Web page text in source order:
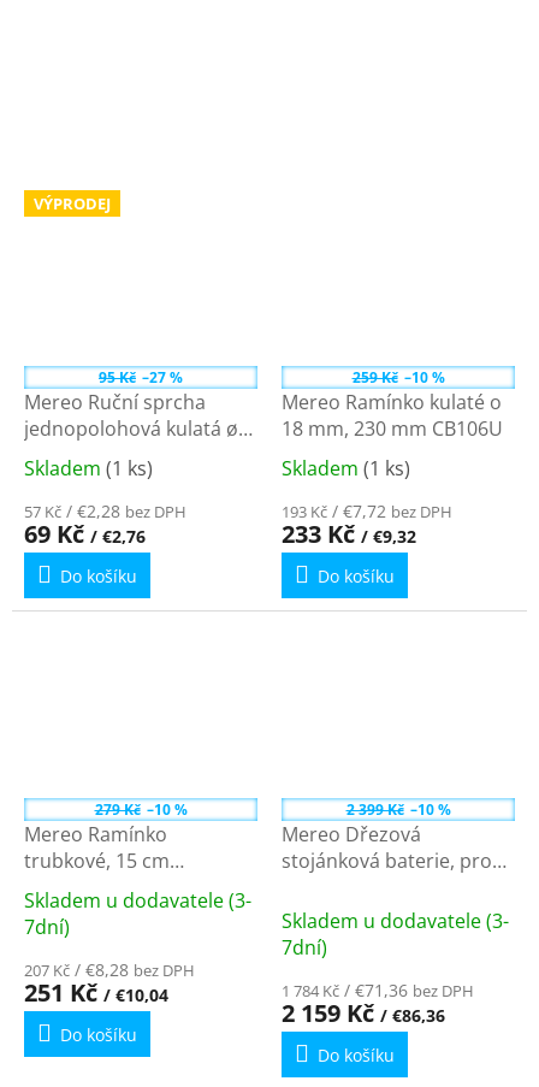
VÝPRODEJ
95 Kč –27 %
Mereo Ruční sprcha
jednopolohová kulatá ø
6,5 cm CB465B
Průměrné
hodnocení
produktu
je
5,0
z
Skladem (1 ks)
57 Kč / €2,28 bez DPH
69 Kč / €2,76
Do košíku
259 Kč –10 %
Mereo Ramínko kulaté o
18 mm, 230 mm CB106U
Průměrné
hodnocení
produktu
je
5,0
z
Skladem (1 ks)
193 Kč / €7,72 bez DPH
233 Kč / €9,32
Do košíku
279 Kč –10 %
Mereo Ramínko
trubkové, 15 cm
CB106HD
Průměrné
hodnocení
produktu
je
4,0
z
Skladem u dodavatele (3-
7dní)
207 Kč / €8,28 bez DPH
251 Kč / €10,04
Do košíku
2 399 Kč –10 %
Mereo Dřezová
stojánková baterie, pro
210 mm, chrom
CB201034M
Skladem u dodavatele (3-
7dní)
1 784 Kč / €71,36 bez DPH
2 159 Kč / €86,36
Do košíku